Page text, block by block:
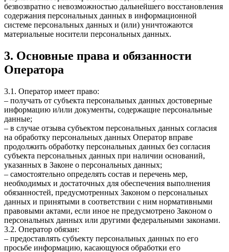
безвозвратно с невозможностью дальнейшего восстановления
содержания персональных данных в информационной
системе персональных данных и (или) уничтожаются
материальные носители персональных данных.
3. Основные права и обязанности
Оператора
3.1. Оператор имеет право:
– получать от субъекта персональных данных достоверные
информацию и/или документы, содержащие персональные
данные;
– в случае отзыва субъектом персональных данных согласия
на обработку персональных данных Оператор вправе
продолжить обработку персональных данных без согласия
субъекта персональных данных при наличии оснований,
указанных в Законе о персональных данных;
– самостоятельно определять состав и перечень мер,
необходимых и достаточных для обеспечения выполнения
обязанностей, предусмотренных Законом о персональных
данных и принятыми в соответствии с ним нормативными
правовыми актами, если иное не предусмотрено Законом о
персональных данных или другими федеральными законами.
3.2. Оператор обязан:
– предоставлять субъекту персональных данных по его
просьбе информацию, касающуюся обработки его